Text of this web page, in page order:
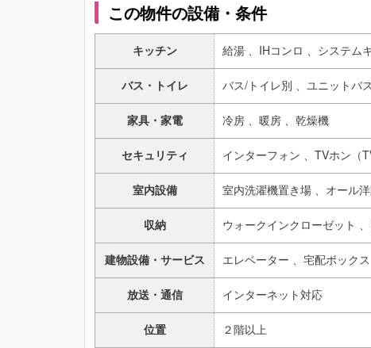
この物件の設備・条件
キッチン 給湯 、 IHコンロ 、 システム
バス・トイレ バス/トイレ別 、 ユニットバス
家具・家電 冷房 、 暖房 、 乾燥機
セキュリティ インターフォン 、 TVホン（
室内設備 室内洗濯機置き場 、 オール
収納 ウォークインクローゼット 、
建物設備・サービス エレベーター 、 宅配ボックス
放送・通信 インターネット対応
位置 ２階以上